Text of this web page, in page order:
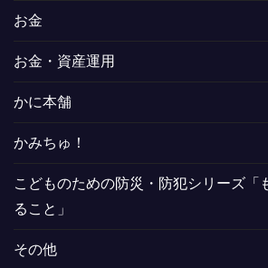
お金
お金・資産運用
かに本舗
かみちゅ！
こどものための防災・防犯シリーズ「
ること」
その他